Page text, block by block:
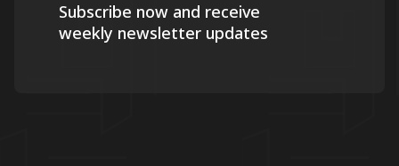
Subscribe now and receive
weekly newsletter updates